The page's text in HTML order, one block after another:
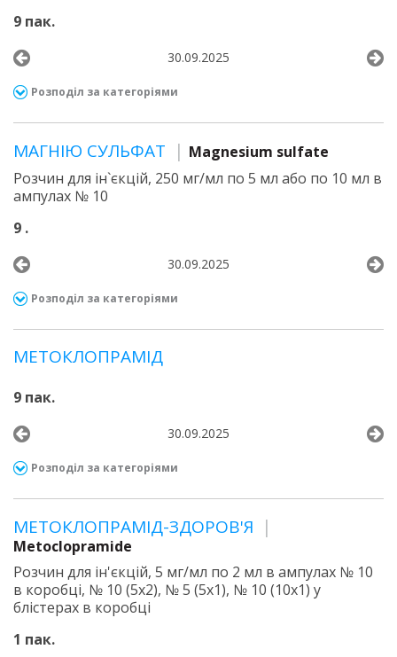
9 пак.
30.09.2025
Розподіл за категоріями
МАГНІЮ СУЛЬФАТ
Magnesium sulfate
Розчин для ін`єкцій, 250 мг/мл по 5 мл або по 10 мл в
ампулах № 10
9 .
30.09.2025
Розподіл за категоріями
МЕТОКЛОПРАМІД
9 пак.
30.09.2025
Розподіл за категоріями
МЕТОКЛОПРАМІД-ЗДОРОВ'Я
Metoclopramide
Розчин для ін'єкцій, 5 мг/мл по 2 мл в ампулах № 10
в коробці, № 10 (5х2), № 5 (5х1), № 10 (10х1) у
блістерах в коробці
1 пак.